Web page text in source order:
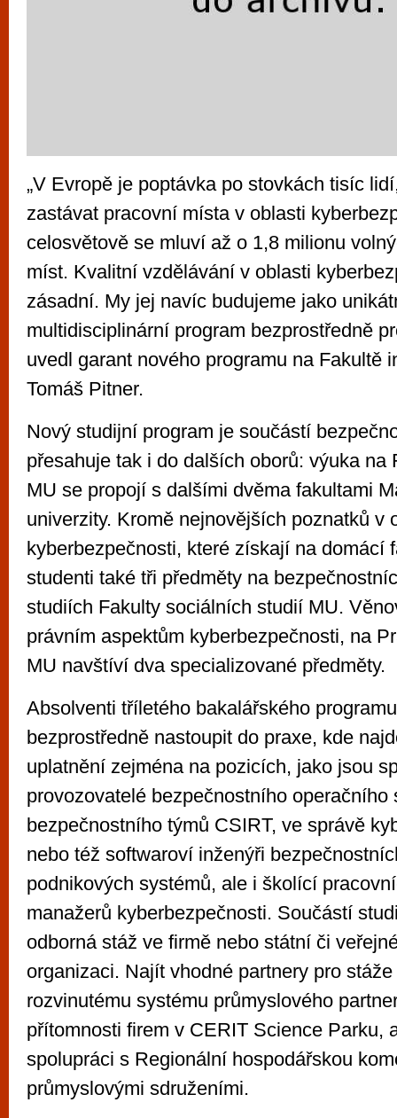
„V Evropě je poptávka po stovkách tisíc
zastávat pracovní místa v oblasti
celosvětově se mluví až o 1,8 milionu
míst. Kvalitní vzdělávání v oblasti
zásadní. My jej navíc budujeme jako
multidisciplinární program bezprostředně
uvedl garant nového programu na Fakultě
Tomáš Pitner.
Nový studijní program je součástí
přesahuje tak i do dalších oborů: výuka na
MU se propojí s dalšími dvěma fakultami
univerzity. Kromě nejnovějších poznatků v
kyberbezpečnosti, které získají na domácí
studenti také tři předměty na
studiích Fakulty sociálních studií MU.
právním aspektům kyberbezpečnosti, na
MU navštíví dva specializované předměty.
Absolventi tříletého bakalářského
bezprostředně nastoupit do praxe, kde
uplatnění zejména na pozicích, jako jsou
provozovatelé bezpečnostního operačního
bezpečnostního týmů CSIRT, ve správě
nebo též softwaroví inženýři
podnikových systémů, ale i školící
manažerů kyberbezpečnosti. Součástí
odborná stáž ve firmě nebo státní či
organizaci. Najít vhodné partnery pro
rozvinutému systému průmyslového
přítomnosti firem v CERIT Science Parku,
spolupráci s Regionální hospodářskou
průmyslovými sdruženími.